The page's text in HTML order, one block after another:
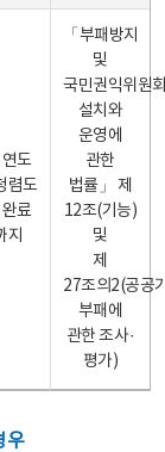
도
렴도
료
지
「부패방지
및
국민권익위원
설치와
운영에
관한
법률」 제
12조(기능)
및
제
27조의2(공공
부패에
관한 조사·
평가)
우